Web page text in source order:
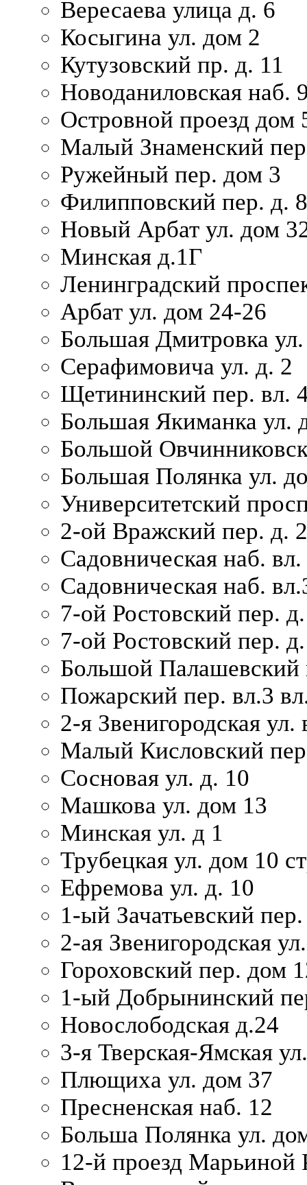
Вересаева улица д. 6
Косыгина ул. дом 2
Кутузовский пр. д. 11
Новоданиловская наб.
Островной проезд дом
Малый Знаменский
Ружейный пер. дом 3
Филипповский пер. д. 8
Новый Арбат ул. дом
Минская д.1Г
Ленинградский
Арбат ул. дом 24-26
Большая Дмитровка
Серафимовича ул. д. 2
Щетининский пер. вл.
Большая Якиманка ул.
Большой
Большая Полянка ул.
Университетский
2-ой Вражский пер. д. 2
Садовническая наб.
Садовническая наб.
7-ой Ростовский пер.
7-ой Ростовский пер.
Большой Палашевский
Пожарский пер. вл.3
2-я Звенигородская ул.
Малый Кисловский
Сосновая ул. д. 10
Машкова ул. дом 13
Минская ул. д 1
Трубецкая ул. дом 10
Ефремова ул. д. 10
1-ый Зачатьевский
2-ая Звенигородская
Гороховский пер. дом
1-ый Добрынинский
Новослободская д.24
3-я Тверская-Ямская
Плющиха ул. дом 37
Пресненская наб. 12
Больша Полянка ул.
12-й проезд Марьиной